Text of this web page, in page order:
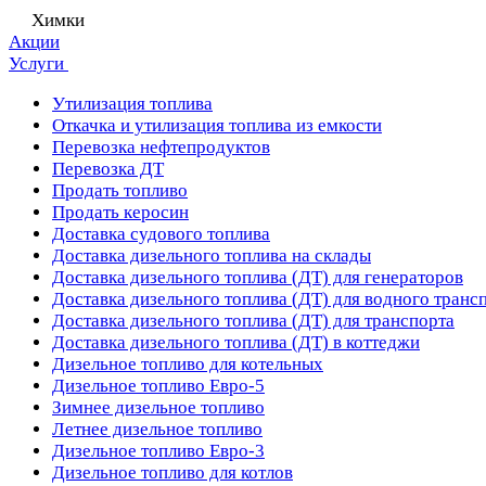
Химки
Акции
Услуги
Утилизация топлива
Откачка и утилизация топлива из емкости
Перевозка нефтепродуктов
Перевозка ДТ
Продать топливо
Продать керосин
Доставка судового топлива
Доставка дизельного топлива на склады
Доставка дизельного топлива (ДТ) для генераторов
Доставка дизельного топлива (ДТ) для водного
Доставка дизельного топлива (ДТ) для транспорта
Доставка дизельного топлива (ДТ) в коттеджи
Дизельное топливо для котельных
Дизельное топливо Евро-5
Зимнее дизельное топливо
Летнее дизельное топливо
Дизельное топливо Евро-3
Дизельное топливо для котлов